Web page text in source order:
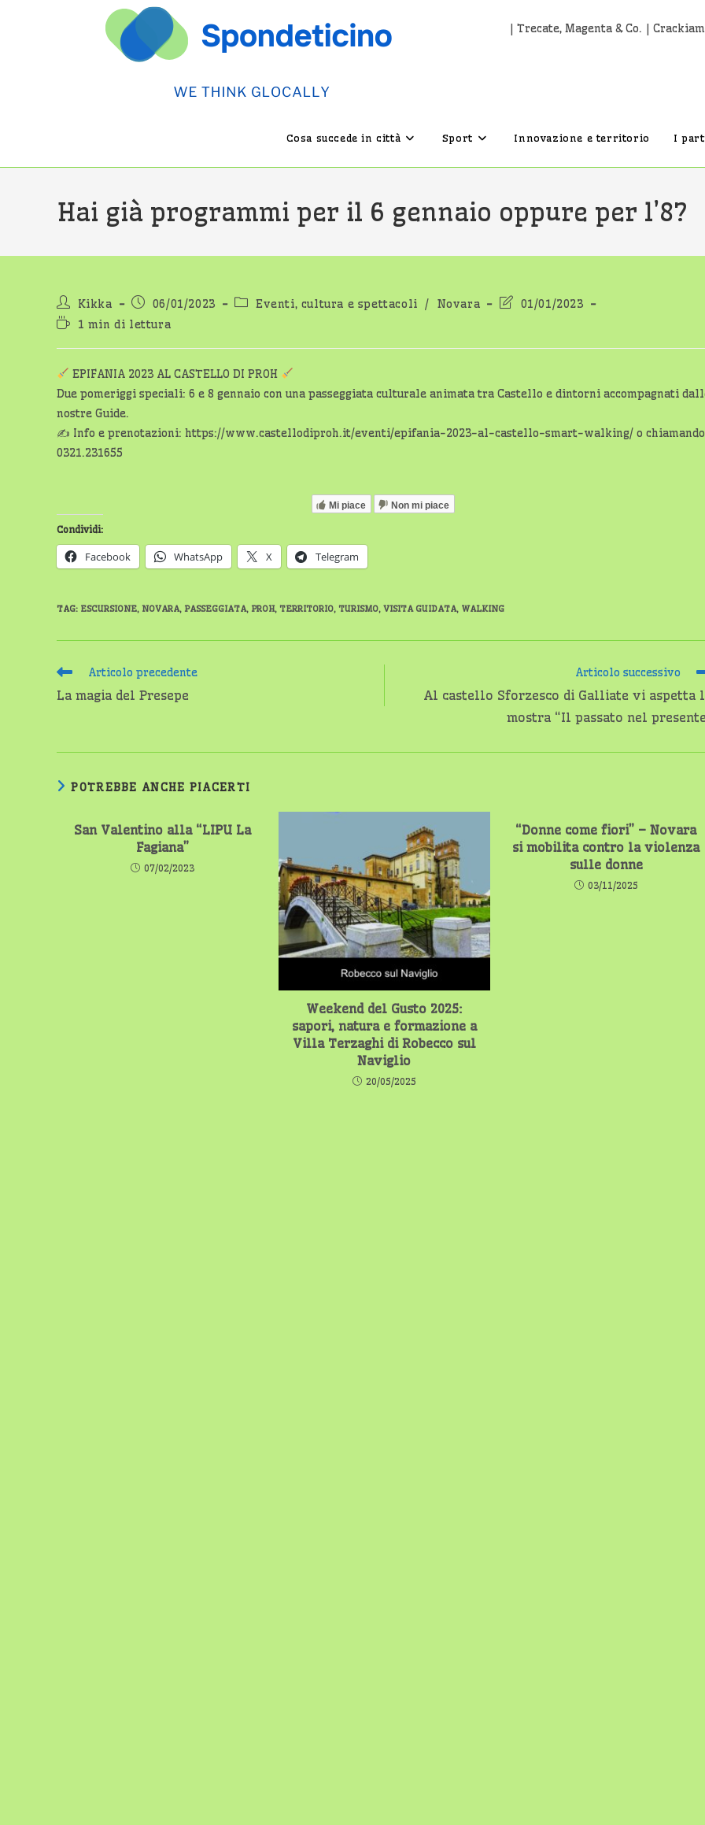
| Trecate, Magenta & Co. |
Cosa succede in città Sport Innovazione e territorio I
Hai già programmi per il 6 gennaio oppure per l’8?
Autore
dell'articolo:
Kikka
Articolo
pubblicato:
06/01/2023
Categoria
Eventi, cultura e spettacoli / Novara
Ultima01/01/2023
Tempo
lettura:
1 min di lettura
EPIFANIA 2023 AL CASTELLO DI PROH
Due pomeriggi speciali: 6 e 8 gennaio con una passeggiata culturale animata tra Castello e dintorni accompagnati
nostre Guide.
✍️ Info e prenotazioni: https://www.castellodiproh.it/eventi/epifania-2023-al-castello-smart-walking/ o chiamando
0321.231655
Mi piace Non mi piace
Condividi:
Facebook WhatsApp X Telegram
TAG: ESCURSIONE, NOVARA, PASSEGGIATA, PROH, TERRITORIO, TURISMO, VISITA GUIDATA, WALKING
Leggi
articoli
Articolo precedente
La magia del Presepe
Articolo successivo
Al castello Sforzesco di Galliate vi aspetta
mostra “Il passato nel
POTREBBE ANCHE PIACERTI
San Valentino alla “LIPU La
Fagiana”
07/02/2023
Weekend del Gusto 2025:
sapori, natura e formazione a
Villa Terzaghi di Robecco sul
Naviglio
20/05/2025
“Donne come fiori” – Novara
si mobilita contro la violenza
sulle donne
03/11/2025